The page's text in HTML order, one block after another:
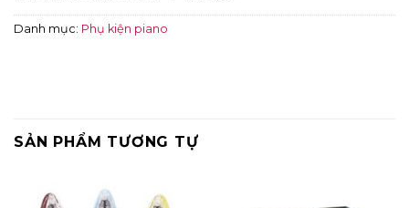
Danh mục: Phụ kiện piano
SẢN PHẨM TƯƠNG TỰ